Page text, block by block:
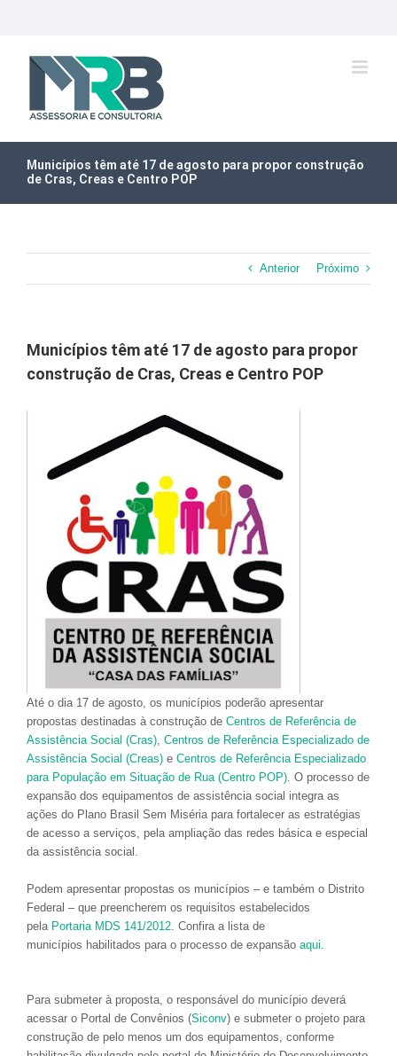
Municípios têm até 17 de agosto para propor construção
de Cras, Creas e Centro POP
Anterior Próximo
Municípios têm até 17 de agosto para propor
construção de Cras, Creas e Centro POP
Até o dia 17 de agosto, os municípios poderão apresentar
propostas destinadas à construção de Centros de Referência de
Assistência Social (Cras) Centros de Referência Especializado de
Assistência Social (Creas) e Centros de Referência Especializado
para População em Situação de Rua (Centro POP) . O processo de
expansão dos equipamentos de assistência social integra as
ações do Plano Brasil Sem Miséria para fortalecer as estratégias
de acesso a serviços, pela ampliação das redes básica e especial
da assistência social.
Podem apresentar propostas os municípios – e também o Distrito
Federal – que preencherem os requisitos estabelecidos
pela Portaria MDS 141/2012 . Confira a lista de
municípios habilitados para o processo de expansão aqui
Para submeter à proposta, o responsável do município deverá
acessar o Portal de Convênios (Siconv) e submeter o projeto para
construção de pelo menos um dos equipamentos, conforme